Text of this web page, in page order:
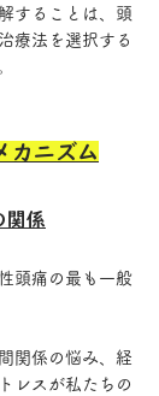
することは、頭
療法を選択する
カニズム
関係
頭痛の最も一般
関係の悩み、経
レスが私たちの